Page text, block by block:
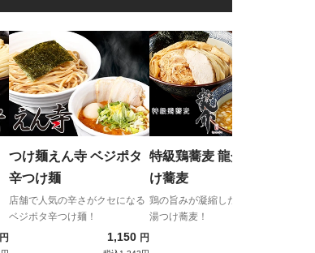
円
つけ麺えん寺 ベジポタ
辛つけ麺
店舗で人気の辛さがクセになる
ベジポタ辛つけ麺！
1,150 円
特級鶏蕎麦 龍介 龍介つ
け蕎麦
鶏の旨みが凝縮した、魚介鶏白
湯つけ蕎麦！